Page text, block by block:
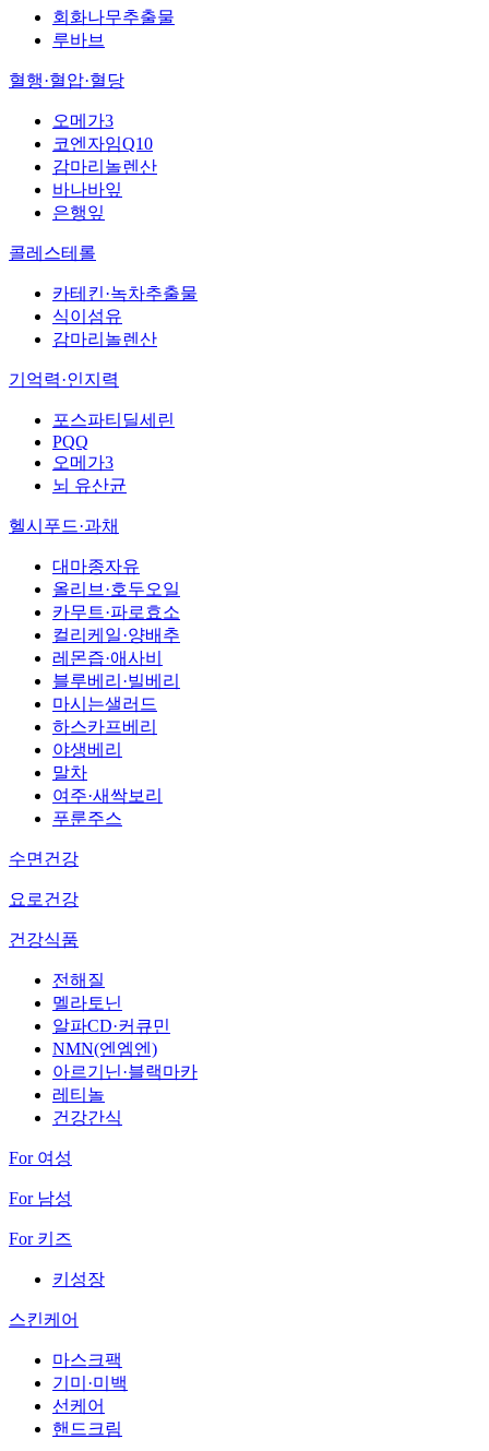
회화나무추출물
루바브
혈행·혈압·혈당
오메가3
코엔자임Q10
감마리놀렌산
바나바잎
은행잎
콜레스테롤
카테킨·녹차추출물
식이섬유
감마리놀렌산
기억력·인지력
포스파티딜세린
PQQ
오메가3
뇌 유산균
헬시푸드·과채
대마종자유
올리브·호두오일
카무트·파로효소
컬리케일·양배추
레몬즙·애사비
블루베리·빌베리
마시는샐러드
하스카프베리
야생베리
말차
여주·새싹보리
푸룬주스
수면건강
요로건강
건강식품
전해질
멜라토닌
알파CD·커큐민
NMN(엔엠엔)
아르기닌·블랙마카
레티놀
건강간식
For 여성
For 남성
For 키즈
키성장
스킨케어
마스크팩
기미·미백
선케어
핸드크림